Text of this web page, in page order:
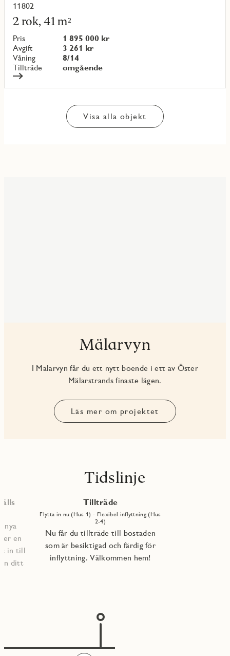
11802
2 rok, 41 m²
Pris
1 895 000 kr
Avgift
3 261 kr
Våning
8/14
Tillträde
omgående
Läs
mer
om
objekt
{objectNumber}
Visa alla objekt
Mälarvyn
I Mälarvyn får du ett nytt boende i ett av Öster
Mälarstrands finaste lägen.
Läs mer om projektet
Tidslinje
nya
en
in till
ditt
Tillträde
Flytta in nu (Hus 1) - Flexibel inflyttning (Hus
2-4)
Nu får du tillträde till bostaden
som är besiktigad och färdig för
inflyttning. Välkommen hem!